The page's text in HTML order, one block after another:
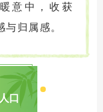
意中，收获
归属感。
口